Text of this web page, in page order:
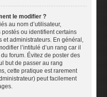
le modifier ?
au nom d’utilisateur,
ou identifient certains
et administrateurs. En général,
l’intitulé d’un rang car il
forum. Évitez de poster des
but de passer au rang
cette pratique est rarement
peut facilement